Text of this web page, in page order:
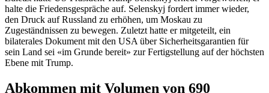
halte die Friedensgespräche auf. Selenskyj fordert immer wieder,
den Druck auf Russland zu erhöhen, um Moskau zu
Zugeständnissen zu bewegen. Zuletzt hatte er mitgeteilt, ein
bilaterales Dokument mit den USA über Sicherheitsgarantien für
sein Land sei «im Grunde bereit» zur Fertigstellung auf der höchsten
Ebene mit Trump.
Abkommen mit Volumen von 690